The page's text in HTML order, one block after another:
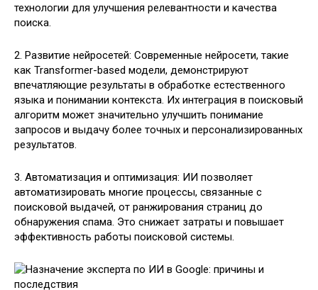
технологии для улучшения релевантности и качества
поиска.
2. Развитие нейросетей: Современные нейросети, такие
как Transformer-based модели, демонстрируют
впечатляющие результаты в обработке естественного
языка и понимании контекста. Их интеграция в поисковый
алгоритм может значительно улучшить понимание
запросов и выдачу более точных и персонализированных
результатов.
3. Автоматизация и оптимизация: ИИ позволяет
автоматизировать многие процессы, связанные с
поисковой выдачей, от ранжирования страниц до
обнаружения спама. Это снижает затраты и повышает
эффективность работы поисковой системы.